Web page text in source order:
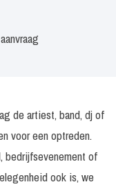
de artiest, band, dj of
voor een optreden.
bedrijfsevenement of
ook is, we